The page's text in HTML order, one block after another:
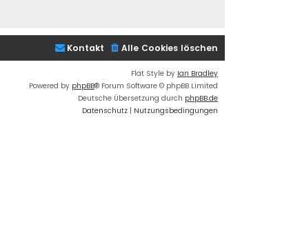
Alle Cookies löschen
Kontakt
Flat Style by Ian Bradley
Powered by phpBB® Forum Software © phpBB Limited
Deutsche Übersetzung durch phpBB.de
Datenschutz | Nutzungsbedingungen